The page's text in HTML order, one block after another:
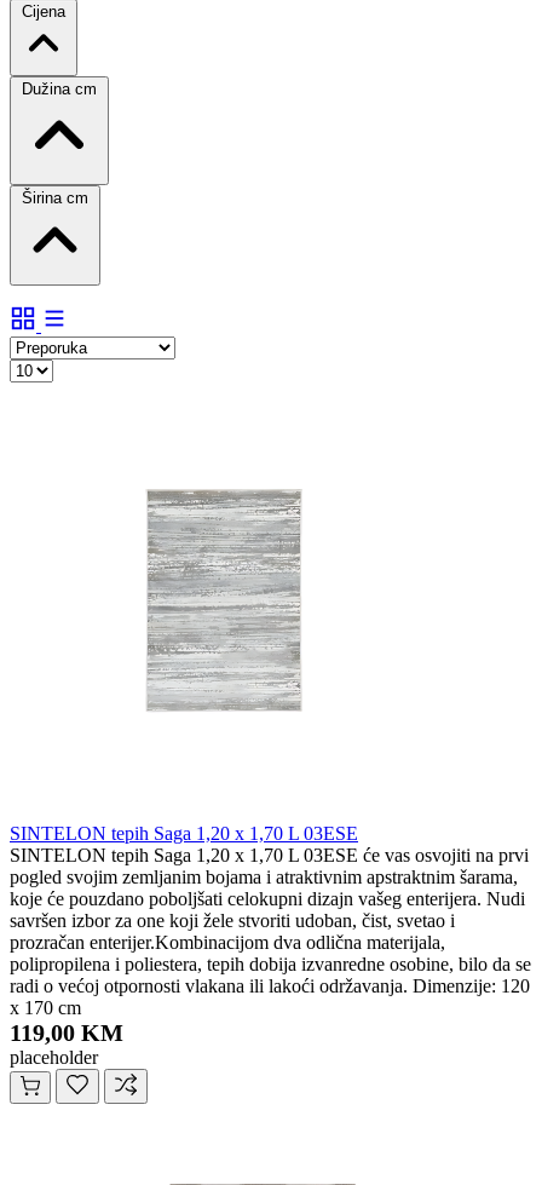
Cijena
Dužina cm
Širina cm
SINTELON tepih Saga 1,20 x 1,70 L 03ESE
SINTELON tepih Saga 1,20 x 1,70 L 03ESE će vas osvojiti na prvi
pogled svojim zemljanim bojama i atraktivnim apstraktnim šarama,
koje će pouzdano poboljšati celokupni dizajn vašeg enterijera. Nudi
savršen izbor za one koji žele stvoriti udoban, čist, svetao i
prozračan enterijer.Kombinacijom dva odlična materijala,
polipropilena i poliestera, tepih dobija izvanredne osobine, bilo da se
radi o većoj otpornosti vlakana ili lakoći održavanja. Dimenzije: 120
x 170 cm
119,00 KM
placeholder